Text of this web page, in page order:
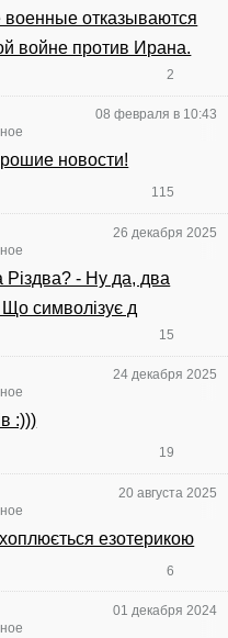
военные отказываются
войне против Ирана.
2
08 февраля в 10:43
новости!
115
26 декабря 2025
- Ну да, два
символізує д
15
24 декабря 2025
:)))
19
20 августа 2025
езотерикою
6
01 декабря 2024